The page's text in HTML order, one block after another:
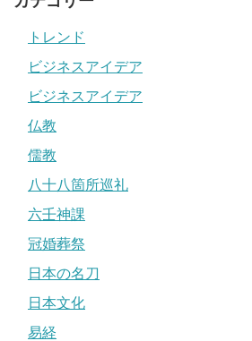
トレンド
ビジネスアイデア
ビジネスアイデア
仏教
儒教
八十八箇所巡礼
六壬神課
冠婚葬祭
日本の名刀
日本文化
易経